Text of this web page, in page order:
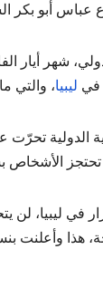
أبو بكر الشريف،
أيار
في ليبيا، والتي
الدولية تحرّت
تحتجز
في ليبيا، لن
هذا